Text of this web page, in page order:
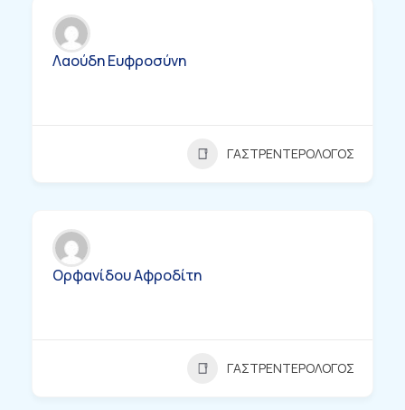
Λαούδη Ευφροσύνη
ΓΑΣΤΡΕΝΤΕΡΟΛΟΓΟΣ
Ορφανίδου Αφροδίτη
ΓΑΣΤΡΕΝΤΕΡΟΛΟΓΟΣ